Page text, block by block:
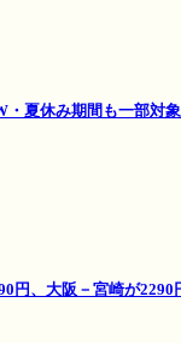
・夏休み期間も一部対象
円、大阪－宮崎が2290